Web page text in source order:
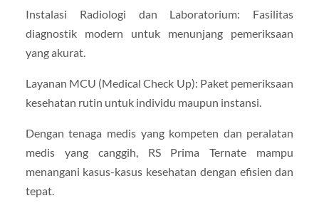
Instalasi Radiologi dan Laboratorium: Fasilitas
diagnostik modern untuk menunjang pemeriksaan
yang akurat.
Layanan MCU (Medical Check Up): Paket pemeriksaan
kesehatan rutin untuk individu maupun instansi.
Dengan tenaga medis yang kompeten dan peralatan
medis yang canggih, RS Prima Ternate mampu
menangani kasus-kasus kesehatan dengan efisien dan
tepat.